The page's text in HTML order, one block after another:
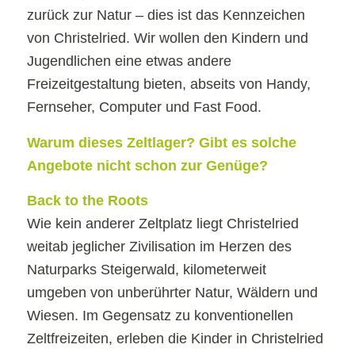
zurück zur Natur – dies ist das Kennzeichen
von Christelried. Wir wollen den Kindern und
Jugendlichen eine etwas andere
Freizeitgestaltung bieten, abseits von Handy,
Fernseher, Computer und Fast Food.
Warum dieses Zeltlager? Gibt es solche
Angebote nicht schon zur Genüge?
Back to the Roots
Wie kein anderer Zeltplatz liegt Christelried
weitab jeglicher Zivilisation im Herzen des
Naturparks Steigerwald, kilometerweit
umgeben von unberührter Natur, Wäldern und
Wiesen. Im Gegensatz zu konventionellen
Zeltfreizeiten, erleben die Kinder in Christelried